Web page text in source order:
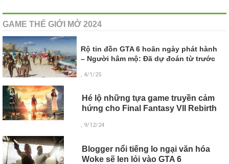
GAME THẾ GIỚI MỞ 2024
Rộ tin đồn GTA 6 hoãn ngày phát hành
– Người hâm mộ: Đã dự đoán từ trước
, 4/1/25
Hé lộ những tựa game truyền cảm
hứng cho Final Fantasy VII Rebirth
, 9/12/24
Blogger nổi tiếng lo ngại văn hóa
Woke sẽ len lỏi vào GTA 6